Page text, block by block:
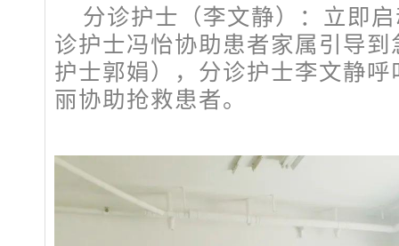
分诊护士（李文静）：立即
诊护士冯怡协助患者家属引导
护士郭娟），分诊护士李文静
丽协助抢救患者。